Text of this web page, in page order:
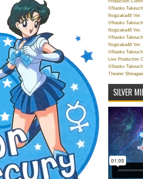
©Naoko
Nogizaka46
©Naoko
Nogizaka46
©Naoko
Nogizaka46
©Naoko
Live Production
©Naoko
Theater
SILVER